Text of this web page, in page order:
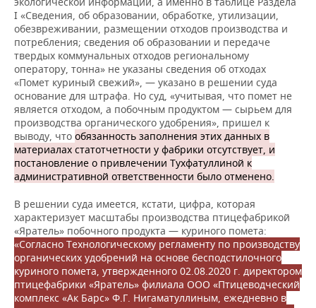
I «Сведения, об образовании, обработке, утилизации,
обезвреживании, размещении отходов производства и
потребления; сведения об образовании и передаче
твердых коммунальных отходов региональному
оператору, тонна» не указаны сведения об отходах
«Помет куриный свежий», — указано в решении суда
основание для штрафа. Но суд, «учитывая, что помет не
является отходом, а побочным продуктом — сырьем для
производства органического удобрения», пришел к
выводу, что обязанность заполнения этих данных в
материалах статотчетности у фабрики отсутствует, и
постановление о привлечении Тухфатуллиной к
административной ответственности было отменено.
В решении суда имеется, кстати, цифра, которая
характеризует масштабы производства птицефабрикой
«Яратель» побочного продукта — куриного помета:
«Согласно Технологическому регламенту по производству
органических удобрений на основе бесподстилочного
куриного помета, утвержденного 02.08.2020 г. директором
птицефабрики «Яратель» филиала ООО «Птицеводческий
комплекс «Ак Барс» Ф.Г. Нигаматуллиным, ежедневно в